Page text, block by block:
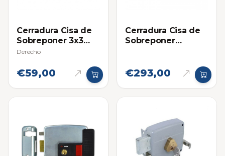
Cerradura Cisa de
Sobreponer 3x3
(Cilindro Suelto)
Derecho
€59,00
Cerradura Cisa de
Sobreponer
€293,00